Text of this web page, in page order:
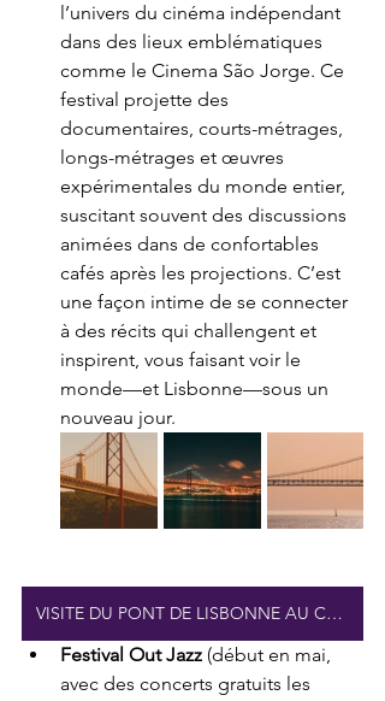
l’univers du cinéma indépendant
dans des lieux emblématiques
comme le Cinema São Jorge. Ce
festival projette des
documentaires, courts-métrages,
longs-métrages et œuvres
expérimentales du monde entier,
suscitant souvent des discussions
animées dans de confortables
cafés après les projections. C’est
une façon intime de se connecter
à des récits qui challengent et
inspirent, vous faisant voir le
monde—et Lisbonne—sous un
nouveau jour.
VISITE DU PONT DE LISBONNE AU COUCHER DU SOLEIL
Festival Out Jazz (début en mai,
avec des concerts gratuits les